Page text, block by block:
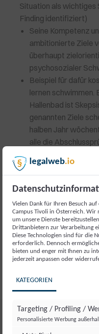
Situation als
Finding identifiziert)
Seine Kompetenz
ambitionierte Ziele
überhaupt
psychosozialer
Beispiel für dafür
lernen schwimmen.
Hallenbad ist
genannten Ziele
halben Jahr
alle die
Jetzt wäre es
Halbjahres
Rückschläge, den
Erfolg. Das als
ansprechen/
Radfahren, PC-
Prozessen erlernt.
Weitere Artikel
legalweb.io
Vielen Dank für Ihren Besuch
Campus Tivoli in Österreich. Wir
um unsere Dienste
Drittanbietern zur Verarbeitung
Diese Technologien sind für die
erforderlich. Dennoch
bieten und enger mit Ihnen zu
jederzeit anpassen oder
KATEGORIEN
Targeting / Profiling /
Personalisierte Werbung